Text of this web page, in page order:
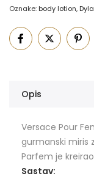
Oznake: body lotion,
Opis
Versace Pour
gurmanski miris
Parfem je
Sastav: